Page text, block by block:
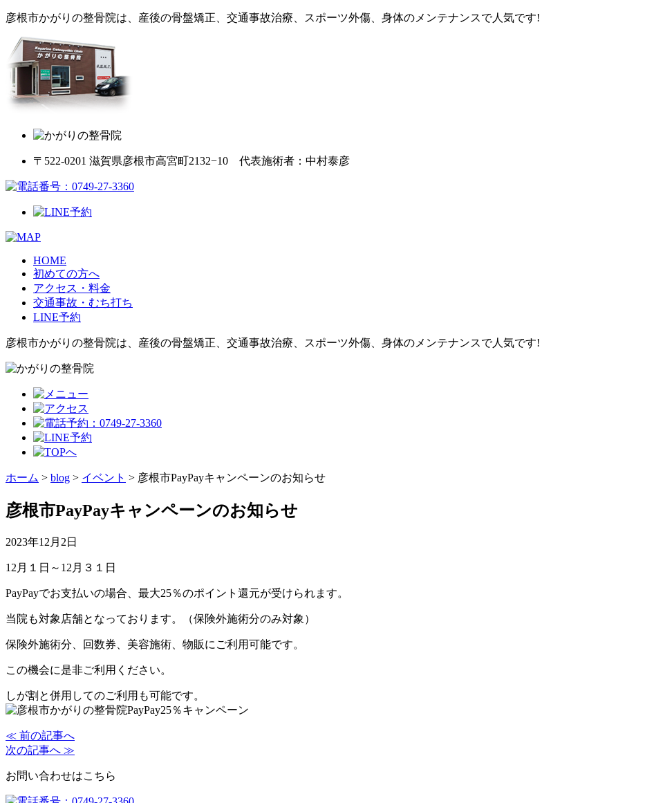
彦根市かがりの整骨院は、産後の骨盤矯正、交通事故治療、スポーツ外傷、身体のメンテナンスで人気です!
〒522-0201 滋賀県彦根市高宮町2132−10 代表施術者：中村泰彦
HOME
初めての方へ
アクセス・料金
交通事故・むち打ち
LINE予約
彦根市かがりの整骨院は、産後の骨盤矯正、交通事故治療、スポーツ外傷、身体のメンテナンスで人気です!
ホーム > blog > イベント > 彦根市PayPayキャンペーンのお知らせ
彦根市PayPayキャンペーンのお知らせ
2023年12月2日
12月１日～12月３１日
PayPayでお支払いの場合、最大25％のポイント還元が受けられます。
当院も対象店舗となっております。（保険外施術分のみ対象）
保険外施術分、回数券、美容施術、物販にご利用可能です。
この機会に是非ご利用ください。
しが割と併用してのご利用も可能です。
≪ 前の記事へ
次の記事へ ≫
お問い合わせはこちら